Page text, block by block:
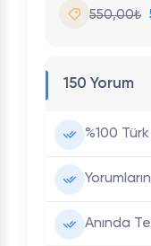
550,00₺
150 Yorum
%100
Anında